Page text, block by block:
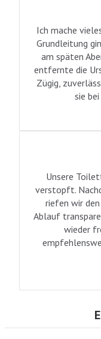
Ich mache
Grundleitung
am späten
entfernte die
Zügig,
sie
Unsere
verstopft.
riefen wir
Ablauf
wieder